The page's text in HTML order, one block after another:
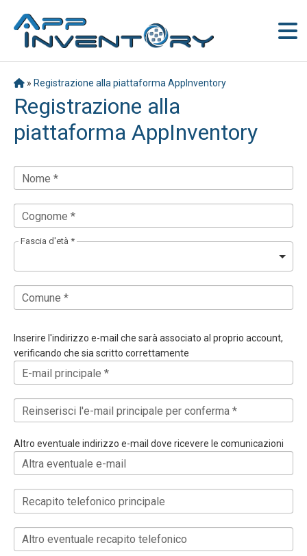
» Registrazione alla piattaforma AppInventory
Registrazione alla
piattaforma AppInventory
Nome *
Cognome *
Fascia d'età *
Comune *
Inserire l'indirizzo e-mail che sarà associato al proprio account,
verificando che sia scritto correttamente
E-mail principale *
Reinserisci l'e-mail principale per conferma *
Altro eventuale indirizzo e-mail dove ricevere le comunicazioni
Altra eventuale e-mail
Recapito telefonico principale
Altro eventuale recapito telefonico